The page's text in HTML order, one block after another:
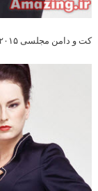
کت و دامن مجلسی ۲۰۱۵